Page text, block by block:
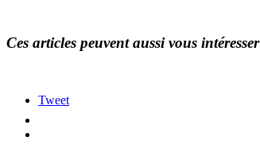
Ces articles peuvent aussi vous intéresser
Tweet